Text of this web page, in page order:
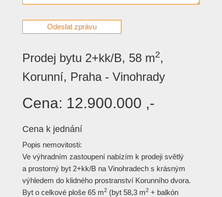
Prodej bytu 2+kk/B, 58 m2,
Korunní, Praha - Vinohrady
Cena: 12.900.000 ,-
Cena k jednání
Popis nemovitosti:
Ve výhradním zastoupení nabízím k prodeji světlý
a prostorný byt 2+kk/B na Vinohradech s krásným
výhledem do klidného prostranství Korunního dvora.
Byt o celkové ploše 65 m2 (byt 58,3 m2 + balkón